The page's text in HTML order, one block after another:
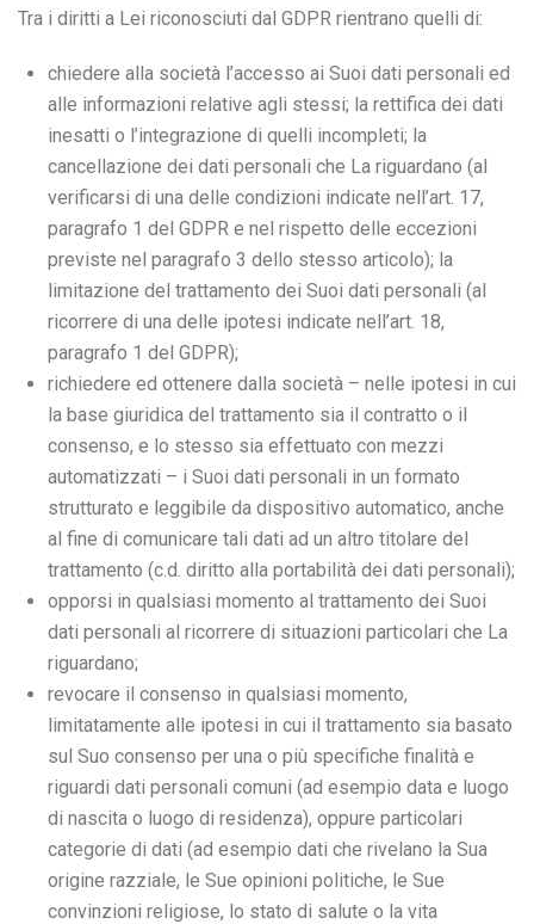
Tra i diritti a Lei riconosciuti dal GDPR rientrano quelli di:
chiedere alla società l’accesso ai Suoi dati personali ed
alle informazioni relative agli stessi; la rettifica dei dati
inesatti o l’integrazione di quelli incompleti; la
cancellazione dei dati personali che La riguardano (al
verificarsi di una delle condizioni indicate nell’art. 17,
paragrafo 1 del GDPR e nel rispetto delle eccezioni
previste nel paragrafo 3 dello stesso articolo); la
limitazione del trattamento dei Suoi dati personali (al
ricorrere di una delle ipotesi indicate nell’art. 18,
paragrafo 1 del GDPR);
richiedere ed ottenere dalla società – nelle ipotesi in cui
la base giuridica del trattamento sia il contratto o il
consenso, e lo stesso sia effettuato con mezzi
automatizzati – i Suoi dati personali in un formato
strutturato e leggibile da dispositivo automatico, anche
al fine di comunicare tali dati ad un altro titolare del
trattamento (c.d. diritto alla portabilità dei dati personali);
opporsi in qualsiasi momento al trattamento dei Suoi
dati personali al ricorrere di situazioni particolari che La
riguardano;
revocare il consenso in qualsiasi momento,
limitatamente alle ipotesi in cui il trattamento sia basato
sul Suo consenso per una o più specifiche finalità e
riguardi dati personali comuni (ad esempio data e luogo
di nascita o luogo di residenza), oppure particolari
categorie di dati (ad esempio dati che rivelano la Sua
origine razziale, le Sue opinioni politiche, le Sue
convinzioni religiose, lo stato di salute o la vita